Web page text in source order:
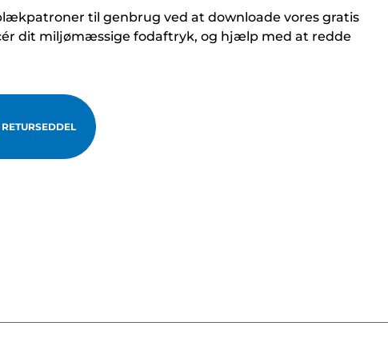
til genbrug ved at downloade vores gratis
dit miljømæssige fodaftryk, og hjælp med at redde